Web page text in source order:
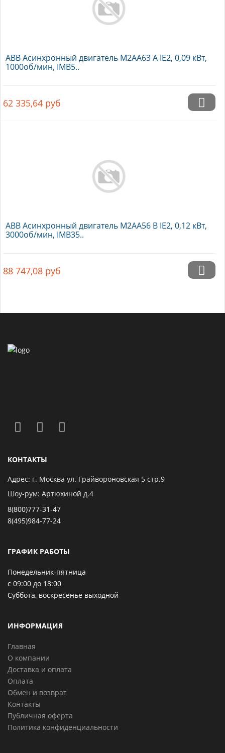
ABB Асинхронный двигатель M2AA63 A IE2, 0,09 кВт,
1000об/мин, IMB5..
62 335,64 руб
ABB Асинхронный двигатель M2AA56 B IE2, 0,12 кВт,
3000об/мин, IMB35..
88 747,08 руб
КОНТАКТЫ
Адрес: г. Москва ул. Грайвороновская 5 стр.9
Шоу-рум: Артюхиной д.4
8(800)777-31-47
8(495)984-77-24
ГРАФИК РАБОТЫ
Понедельник-пятница
с 09:00 до 18:00
Суббота, воскресенье выходной
ИНФОРМАЦИЯ
Главная
О компании
Доставка и оплата
Оплата
Обмен и возврат
Контакты
Публичная оферта
Политика конфиденциальности